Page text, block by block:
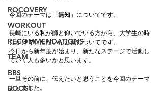
ROCOVERY
WORKOUT
RECOMMENDATIONS
TEAM
BBS
BOOST
今回のテーマは 「無知」 についてです。
長崎にいる私が師と仰いでいる方から、大学生の時
にかけていただいた言葉についてです。
今日から新年度が始まり、新たなステージで活動し
ていく人も多いかと思います。
一旦その前に、伝えたいと思うことを今回のテーマ
としました。